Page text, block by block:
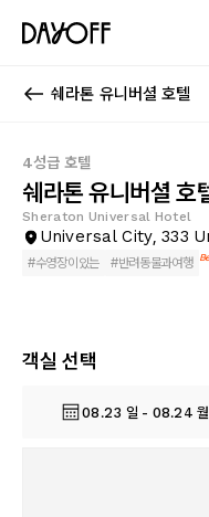
쉐라톤 유니버셜 호텔
4성급 호텔
쉐라톤 유니버셜 호
Sheraton Universal Hotel
Universal City, 333
#수영장이있는 #반려동물과여행
객실 선택
08.23 일 - 08.24 월